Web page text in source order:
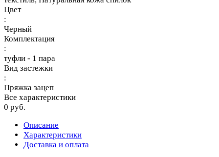
Цвет
:
Черный
Комплектация
:
туфли - 1 пара
Вид застежки
:
Пряжка зацеп
Все характеристики
0 руб.
Описание
Характеристики
Доставка и оплата